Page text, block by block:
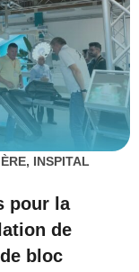
, INSPITAL
pour la
de
bloc